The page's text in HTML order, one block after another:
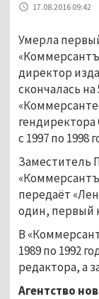
17.08.2016 09:42
Умерла
директор
скончалась
с 1997 по 1998
Заместитель
передаёт
один, первый
В
1989 по 1992
редактора, а
Агентство